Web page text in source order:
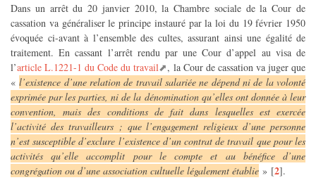
Dans un arrêt du 20 janvier 2010, la Chambre sociale de la Cour de
cassation va généraliser le principe instauré par la loi du 19 février 1950
évoquée ci-avant à l’ensemble des cultes, assurant ainsi une égalité de
traitement. En cassant l’arrêt rendu par une Cour d’appel au visa de
l’article L.1221-1 du Code du travail
, la Cour de cassation va juger que
«l’existence d’une relation de travail salariée ne dépend ni de la volonté
exprimée par les parties, ni de la dénomination qu’elles ont donnée à leur
convention, mais des conditions de fait dans lesquelles est exercée
l’activité des travailleurs ; que l’engagement religieux d’une personne
n’est susceptible d’exclure l’existence d’un contrat de travail que pour les
activités qu’elle accomplit pour le compte et au bénéfice d’une
congrégation ou d’une association cultuelle légalement établie » [2].